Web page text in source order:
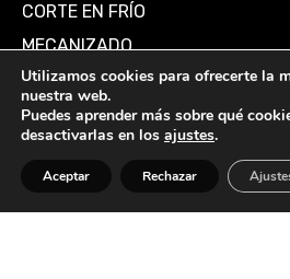
CORTE EN FRÍO
MECANIZADO
RECTIFICADO
PORTAMOLDES Y
EMPRESA
BLOG
Utilizamos cookies para ofrecerte la
nuestra web.
Puedes aprender más sobre qué
desactivarlas en los ajustes.
Aceptar Rechazar